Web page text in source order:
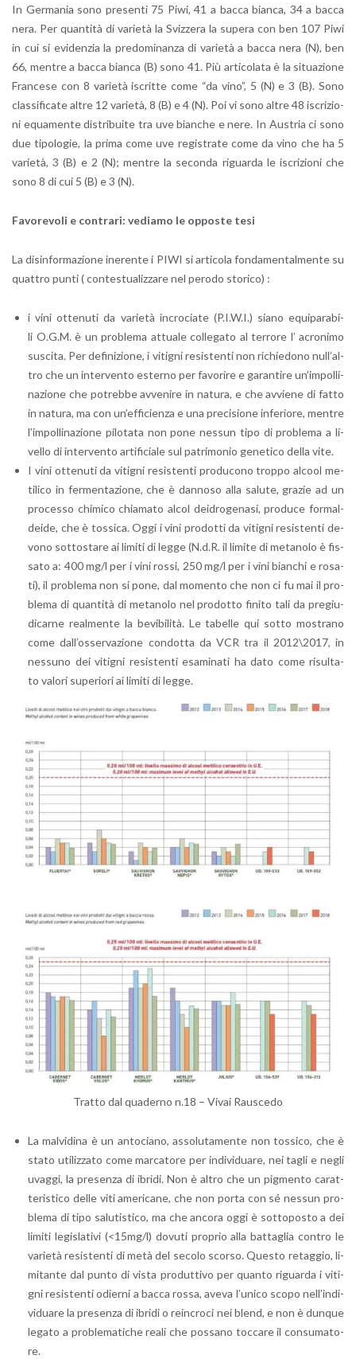
In Ger­ma­nia sono pre­sen­ti 75 Piwi, 41 a bacca bian­ca, 34 a bacca
nera. Per quan­ti­tà di va­rie­tà la Sviz­ze­ra la su­pe­ra con ben 107 Piwi
in cui si evi­den­zia la pre­do­mi­nan­za di va­rie­tà a bacca nera (N), ben
66, men­tre a bacca bian­ca (B) sono 41. Più ar­ti­co­la­ta è la si­tua­zio­ne
Fran­ce­se con 8 va­rie­tà iscrit­te come “da vino”, 5 (N) e 3 (B). Sono
clas­si­fi­ca­te altre 12 va­rie­tà, 8 (B) e 4 (N). Poi vi sono altre 48 iscri­zio­
ni equa­men­te di­stri­bui­te tra uve bian­che e nere. In Au­stria ci sono
due ti­po­lo­gie, la prima come uve re­gi­stra­te come da vino che ha 5
va­rie­tà, 3 (B) e 2 (N); men­tre la se­con­da ri­guar­da le iscri­zio­ni che
sono 8 di cui 5 (B) e 3 (N).
Fa­vo­re­vo­li e con­tra­ri: ve­dia­mo le op­po­ste tesi
La di­sin­for­ma­zio­ne ine­ren­te i PIWI si ar­ti­co­la fon­da­men­tal­men­te su
quat­tro punti ( con­te­stua­liz­za­re nel pe­ro­do sto­ri­co) :
i vini ot­te­nu­ti da va­rie­tà in­cro­cia­te (P.I.W.I.) siano equi­pa­ra­bi­
li O.G.M. è un pro­ble­ma at­tua­le col­le­ga­to al ter­ro­re l’ acro­ni­mo
su­sci­ta. Per de­fi­ni­zio­ne, i vi­ti­gni re­si­sten­ti non ri­chie­do­no nul­l’al­
tro che un in­ter­ven­to ester­no per fa­vo­ri­re e ga­ran­ti­re un’im­pol­li­
na­zio­ne che po­treb­be av­ve­ni­re in na­tu­ra, e che av­vie­ne di fatto
in na­tu­ra, ma con un’ef­fi­cien­za e una pre­ci­sio­ne in­fe­rio­re, men­tre
l’im­pol­li­na­zio­ne pi­lo­ta­ta non pone nes­sun tipo di pro­ble­ma a li­
vel­lo di in­ter­ven­to ar­ti­fi­cia­le sul pa­tri­mo­nio ge­ne­ti­co della vite.
I vini ot­te­nu­ti da vi­ti­gni re­si­sten­ti pro­du­co­no trop­po al­cool me­
ti­li­co in fer­men­ta­zio­ne, che è dan­no­so alla sa­lu­te, gra­zie ad un
pro­ces­so chi­mi­co chia­ma­to alcol dei­dro­ge­na­si, pro­du­ce for­mal­
dei­de, che è tos­si­ca. Oggi i vini pro­dot­ti da vi­ti­gni re­si­sten­ti de­
vo­no sot­to­sta­re ai li­mi­ti di legge (N.d.R. il li­mi­te di me­ta­no­lo è fis­
sa­to a: 400 mg/l per i vini rossi, 250 mg/l per i vini bian­chi e ro­sa­
ti), il pro­ble­ma non si pone, dal mo­men­to che non ci fu mai il pro­
ble­ma di quan­ti­tà di me­ta­no­lo nel pro­dot­to fi­ni­to tali da pre­giu­
di­car­ne real­men­te la be­vi­bi­li­tà. Le ta­bel­le qui sotto mo­stra­no
come dal­l’os­ser­va­zio­ne con­dot­ta da VCR tra il 2012\2017, in
nes­su­no dei vi­ti­gni re­si­sten­ti esa­mi­na­ti ha dato come ri­sul­ta­
to va­lo­ri su­pe­rio­ri ai li­mi­ti di legge.
Trat­to dal qua­der­no n.18 – Vivai Rau­sce­do
La mal­vi­di­na è un an­to­cia­no, as­so­lu­ta­men­te non tos­si­co, che è
stato uti­liz­za­to come mar­ca­to­re per in­di­vi­dua­re, nei tagli e negli
uvag­gi, la pre­sen­za di ibri­di. Non è altro che un pig­men­to ca­rat­
te­ri­sti­co delle viti ame­ri­ca­ne, che non porta con sé nes­sun pro­
ble­ma di tipo sa­lu­ti­sti­co, ma che an­co­ra oggi è sot­to­po­sto a dei
li­mi­ti le­gi­sla­ti­vi (<15mg/l) do­vu­ti pro­prio alla bat­ta­glia con­tro le
va­rie­tà re­si­sten­ti di metà del se­co­lo scor­so. Que­sto re­tag­gio, li­
mi­tan­te dal punto di vista pro­dut­ti­vo per quan­to ri­guar­da i vi­ti­
gni re­si­sten­ti odier­ni a bacca rossa, aveva l’u­ni­co scopo nel­l’in­di­
vi­dua­re la pre­sen­za di ibri­di o rein­cro­ci nei blend, e non è dun­que
le­ga­to a pro­ble­ma­ti­che reali che pos­sa­no toc­ca­re il con­su­ma­to­
re.